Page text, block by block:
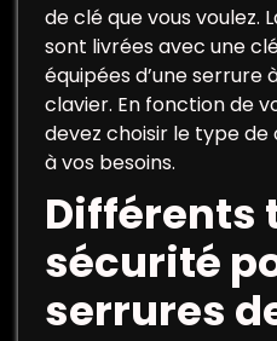
de clé que vous voulez.
sont livrées avec une
équipées d’une serrure
clavier. En fonction de
devez choisir le type de
à vos besoins.
Différents
sécurité
serrures